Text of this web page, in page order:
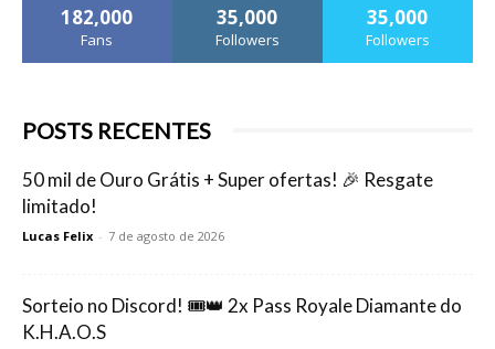
182,000
Fans
35,000
Followers
35,000
Followers
POSTS RECENTES
50 mil de Ouro Grátis + Super ofertas! 🎉 Resgate
limitado!
Lucas Felix - 7 de agosto de 2026
Sorteio no Discord! 🎟️👑 2x Pass Royale Diamante do
K.H.A.O.S